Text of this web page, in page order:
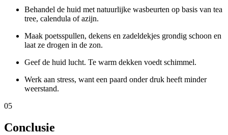
Behandel de huid met natuurlijke wasbeurten op basis van tea
tree, calendula of azijn.
Maak poetsspullen, dekens en zadeldekjes grondig schoon en
laat ze drogen in de zon.
Geef de huid lucht. Te warm dekken voedt schimmel.
Werk aan stress, want een paard onder druk heeft minder
weerstand.
05
Conclusie